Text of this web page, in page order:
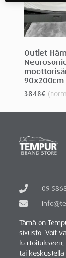
Outlet
90x200cm
3848€
09
Tämä on
sivusto. Voit
kartoitukseen,
tai